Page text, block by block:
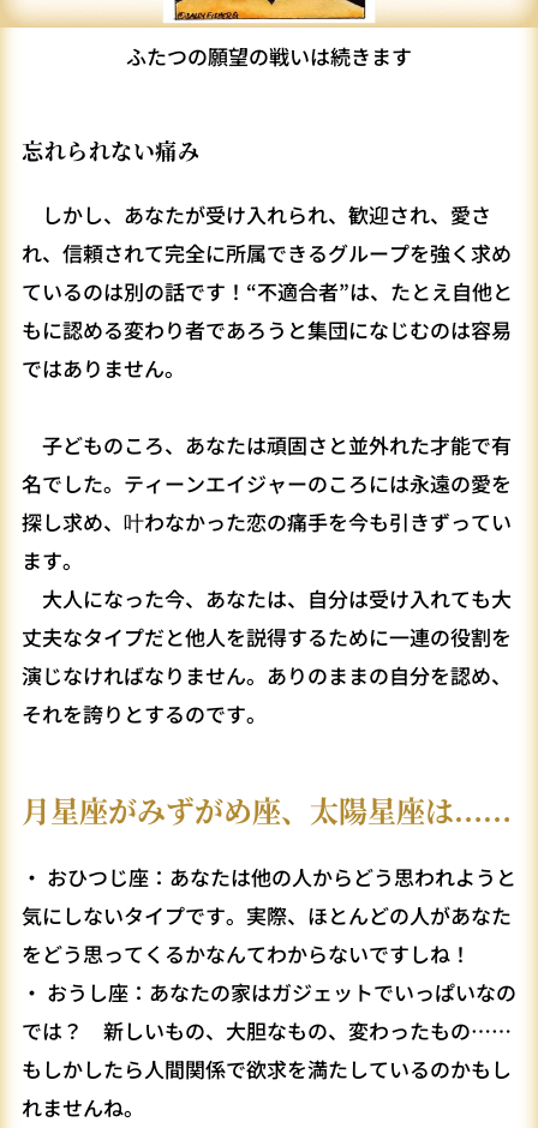
ふたつの願望の戦いは続きます
忘れられない痛み
しかし、あなたが受け入れられ、歓迎され、愛さ
れ、信頼されて完全に所属できるグループを強く求め
ているのは別の話です！“不適合者”は、たとえ自他と
もに認める変わり者であろうと集団になじむのは容易
ではありません。
子どものころ、あなたは頑固さと並外れた才能で有
名でした。ティーンエイジャーのころには永遠の愛を
探し求め、叶わなかった恋の痛手を今も引きずってい
ます。
大人になった今、あなたは、自分は受け入れても大
丈夫なタイプだと他人を説得するために一連の役割を
演じなければなりません。ありのままの自分を認め、
それを誇りとするのです。
月星座がみずがめ座、太陽星座は……
・ おひつじ座：あなたは他の人からどう思われようと
気にしないタイプです。実際、ほとんどの人があなた
をどう思ってくるかなんてわからないですしね！
・ おうし座：あなたの家はガジェットでいっぱいなの
では？ 新しいもの、大胆なもの、変わったもの……
もしかしたら人間関係で欲求を満たしているのかもし
れませんね。